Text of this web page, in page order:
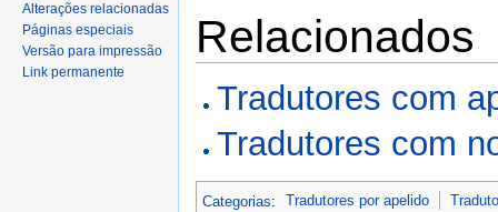
Relacionados
Tradutores com
Tradutores com
Categorias: Tradutores por apelido
Alterações relacionadas
Páginas especiais
Versão para impressão
Link permanente